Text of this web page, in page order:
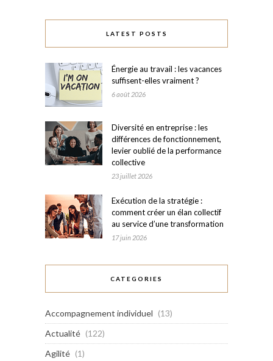
LATEST POSTS
Énergie au travail : les vacances
suffisent-elles vraiment ?
6 août 2026
Diversité en entreprise : les
différences de fonctionnement,
levier oublié de la performance
collective
23 juillet 2026
Exécution de la stratégie :
comment créer un élan collectif
au service d’une transformation
17 juin 2026
CATEGORIES
Accompagnement individuel (13)
Actualité (122)
Agilité (1)